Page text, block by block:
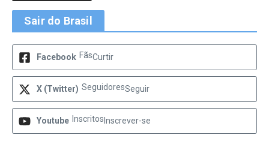
Sair do Brasil
Facebook FãsCurtir
X (Twitter) SeguidoresSeguir
Youtube Inscritos Inscrever-se